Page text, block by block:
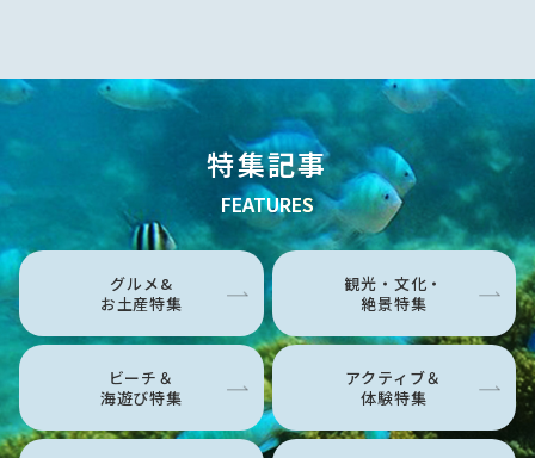
特集記事
FEATURES
グルメ&
お土産特集
観光・文化・
絶景特集
ビーチ＆
海遊び特集
アクティブ＆
体験特集